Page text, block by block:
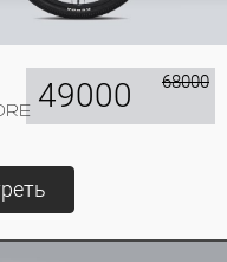
49000 68000